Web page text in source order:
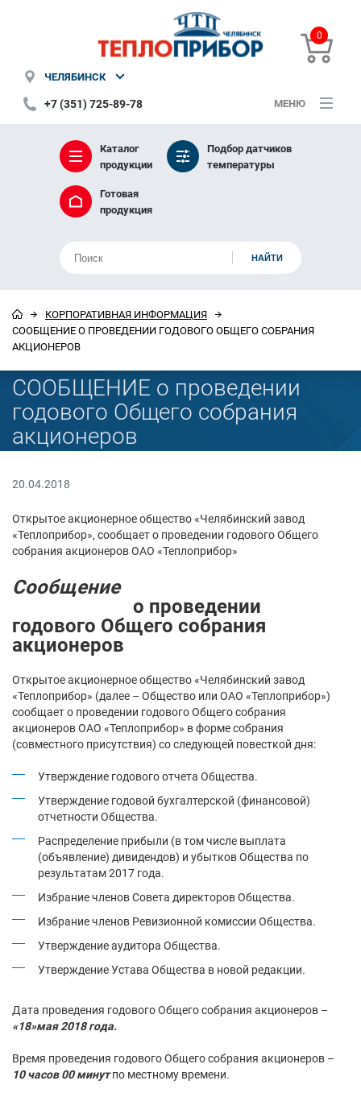
ЧЕЛЯБИНСК
+7 (351) 725-89-78 МЕНЮ
0
Каталог
продукции
Подбор датчиков
температуры
Готовая
продукция
КОРПОРАТИВНАЯ ИНФОРМАЦИЯ
СООБЩЕНИЕ О ПРОВЕДЕНИИ ГОДОВОГО ОБЩЕГО СОБРАНИЯ
АКЦИОНЕРОВ
СООБЩЕНИЕ о проведении
годового Общего собрания
акционеров
20.04.2018
Открытое акционерное общество «Челябинский завод
«Теплоприбор», сообщает о проведении годового Общего
собрания акционеров ОАО «Теплоприбор»
Сообщение
о проведении
годового Общего собрания
акционеров
Открытое акционерное общество «Челябинский завод
«Теплоприбор» (далее – Общество или ОАО «Теплоприбор»)
сообщает о проведении годового Общего собрания
акционеров ОАО «Теплоприбор» в форме собрания
(совместного присутствия) со следующей повесткой дня:
Утверждение годового отчета Общества.
Утверждение годовой бухгалтерской (финансовой)
отчетности Общества.
Распределение прибыли (в том числе выплата
(объявление) дивидендов) и убытков Общества по
результатам 2017 года.
Избрание членов Совета директоров Общества.
Избрание членов Ревизионной комиссии Общества.
Утверждение аудитора Общества.
Утверждение Устава Общества в новой редакции.
Дата проведения годового Общего собрания акционеров –
«18»мая 2018 года.
Время проведения годового Общего собрания акционеров –
10 часов 00 минутпо местному времени.